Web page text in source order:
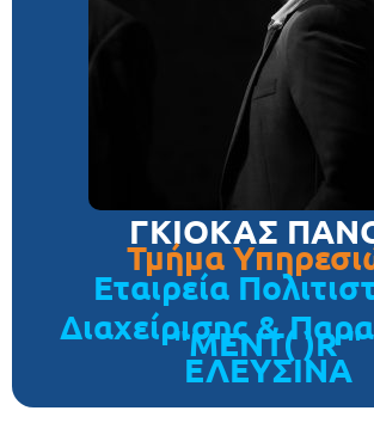
ΓΚΙΟΚΑΣ
Τμήμα
Εταιρεία
Διαχείρισης &
"MENT( )R "
ΕΛΕΥΣΙΝΑ